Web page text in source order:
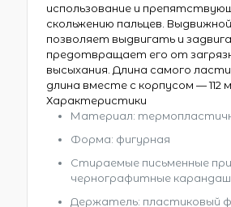
использование и
скольжению пальцев.
позволяет выдвигать и
предотвращает его от
высыхания. Длина самого
длина вместе с корпусом — 112
Характеристики
Материал:
Форма: фигурная
Стираемые письменные
чернографитные
Держатель: пластиковый